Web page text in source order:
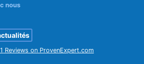
nous
Reviews on ProvenExpert.com